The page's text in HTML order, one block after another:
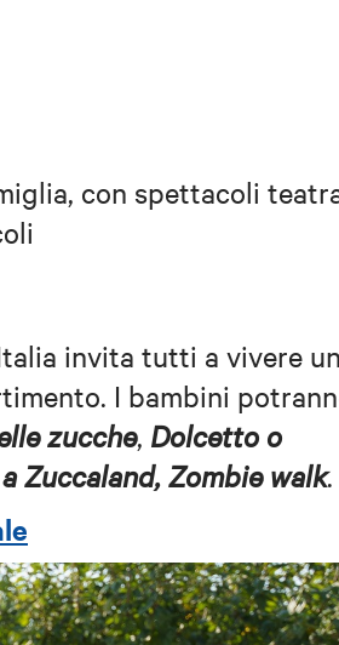
con spettacoli
invita tutti a vivere
I bambini
zucche, Dolcetto o
Zuccaland, Zombie walk.